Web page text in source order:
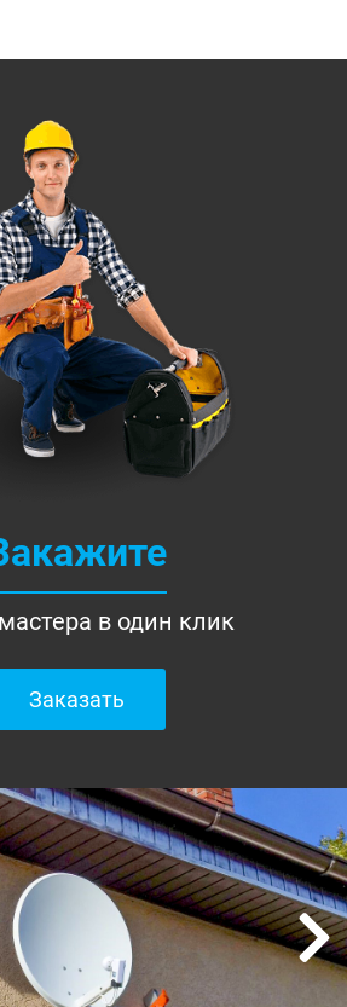
в один клик
Заказать